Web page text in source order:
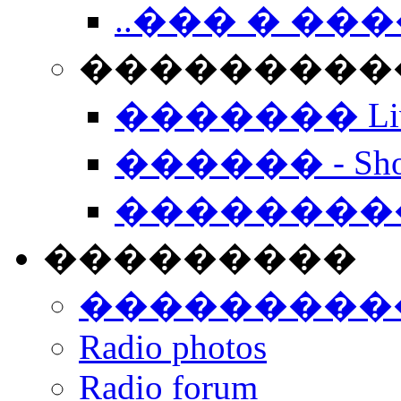
..��� �
����������
�������
������ -
���������
Radio photos
Radio forum